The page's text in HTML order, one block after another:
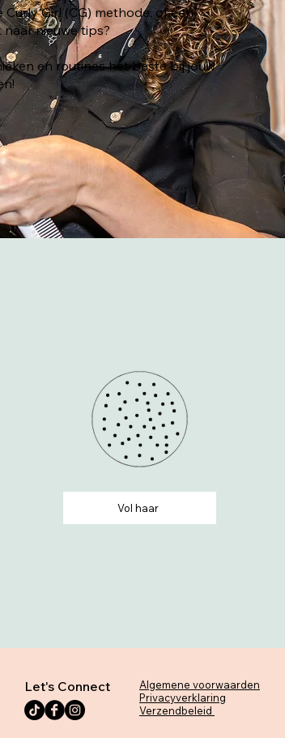
Girl (CG) methode, of een
nieuwe tips?
en routines het beste bij jouw
Vol haar
Let's Connect
Algemene voorwaarden
Privacyverklaring
Verzendbeleid